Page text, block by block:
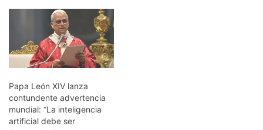
Papa León XIV lanza
contundente advertencia
mundial: “La inteligencia
artificial debe ser